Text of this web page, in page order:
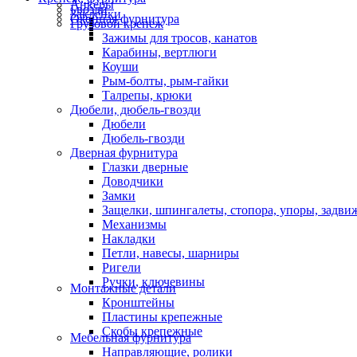
Анкеры
Гвозди
Заклепки
Оконная фурнитура
Грузовой крепеж
Зажимы для тросов, канатов
Карабины, вертлюги
Коуши
Рым-болты, рым-гайки
Талрепы, крюки
Дюбели, дюбель-гвозди
Дюбели
Дюбель-гвозди
Дверная фурнитура
Глазки дверные
Доводчики
Замки
Защелки, шпингалеты, стопора, упоры,
Механизмы
Накладки
Петли, навесы, шарниры
Ригели
Ручки, ключевины
Монтажные детали
Кронштейны
Пластины крепежные
Скобы крепежные
Мебельная фурнитура
Направляющие, ролики